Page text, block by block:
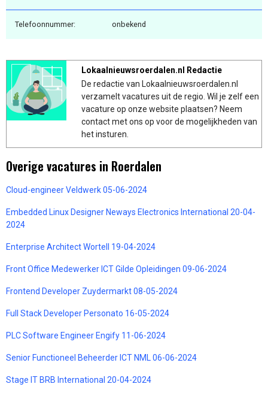
Telefoonnummer: onbekend
Lokaalnieuwsroerdalen.nl Redactie
De redactie van Lokaalnieuwsroerdalen.nl
verzamelt vacatures uit de regio. Wil je zelf een
vacature op onze website plaatsen? Neem
contact met ons op voor de mogelijkheden van
het insturen.
Overige vacatures in Roerdalen
Cloud-engineer Veldwerk 05-06-2024
Embedded Linux Designer Neways Electronics International 20-04-
2024
Enterprise Architect Wortell 19-04-2024
Front Office Medewerker ICT Gilde Opleidingen 09-06-2024
Frontend Developer Zuydermarkt 08-05-2024
Full Stack Developer Personato 16-05-2024
PLC Software Engineer Engify 11-06-2024
Senior Functioneel Beheerder ICT NML 06-06-2024
Stage IT BRB International 20-04-2024